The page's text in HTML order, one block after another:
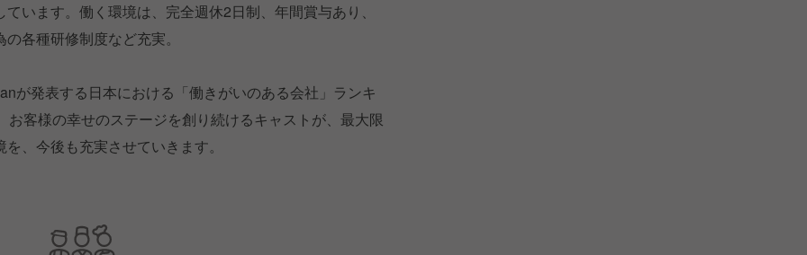
います。働く環境は、完全週休2日制、年間賞与あり、
各種研修制度など充実。
が発表する日本における「働きがいのある会社」ランキ
客様の幸せのステージを創り続けるキャストが、最大限
、今後も充実させていきます。